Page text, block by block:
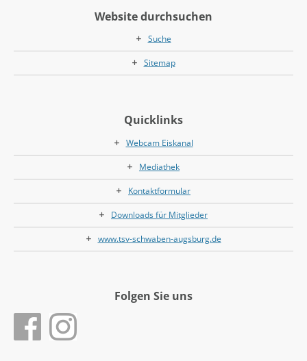
Website durchsuchen
Suche
Sitemap
Quicklinks
Webcam Eiskanal
Mediathek
Kontaktformular
Downloads für Mitglieder
www.tsv-schwaben-augsburg.de
Folgen Sie uns